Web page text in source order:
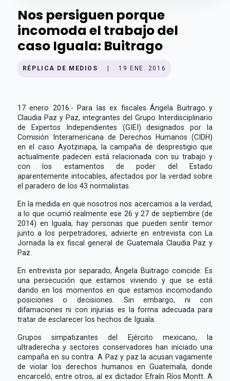
Nos persiguen porque
incomoda el trabajo del
caso Iguala: Buitrago
RÉPLICA DE MEDIOS 19 ENE. 2016
17 enero 2016.- Para las ex fiscales Ángela Buitrago y
Claudia Paz y Paz, integrantes del Grupo Interdisciplinario
de Expertos Independientes (GIEI) designados por la
Comisión Interamericana de Derechos Humanos (CIDH)
en el caso Ayotzinapa, la campaña de desprestigio que
actualmente padecen está relacionada con su trabajo y
con los estamentos de poder del Estado
aparentemente intocables, afectados por la verdad sobre
el paradero de los 43 normalistas.
En la medida en que nosotros nos acercamos a la verdad,
a lo que ocurrió realmente ese 26 y 27 de septiembre (de
2014) en Iguala, hay personas que pueden sentir temor
junto a los perpetradores, advierte en entrevista con La
Jornada la ex fiscal general de Guatemala Claudia Paz y
Paz.
En entrevista por separado, Ángela Buitrago coincide: Es
una persecución que estamos viviendo y que se está
dando en los momentos en que estamos incomodando
posiciones o decisiones. Sin embargo, ni con
difamaciones ni con injurias es la forma adecuada para
tratar de esclarecer los hechos de Iguala.
Grupos simpatizantes del Ejército mexicano, la
ultraderecha y sectores conservadores han iniciado una
campaña en su contra. A Paz y paz la acusan vagamente
de violar los derechos humanos en Guatemala, donde
encarceló, entre otros, al ex dictador Efraín Ríos Montt. A